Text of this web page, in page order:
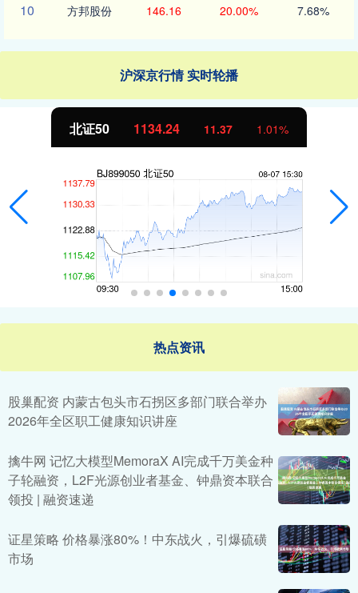
10 方邦股份 146.16 20.00% 7.68%
沪深京行情 实时轮播
北证50 1134.24 11.37 1.01%
热点资讯
股巢配资 内蒙古包头市石拐区多部门联合举办
2026年全区职工健康知识讲座
擒牛网 记忆大模型MemoraX AI完成千万美金种
子轮融资，L2F光源创业者基金、钟鼎资本联合
领投 | 融资速递
证星策略 价格暴涨80%！中东战火，引爆硫磺
市场